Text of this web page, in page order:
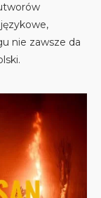
nie zawsze da